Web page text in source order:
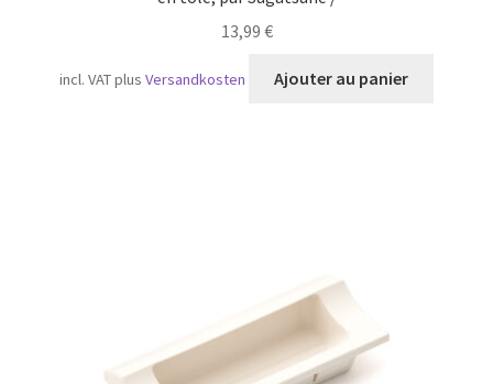
13,99 €
incl. VATplusVersandkosten Ajouter au panier